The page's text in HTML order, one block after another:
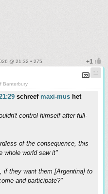
@ 21:32 • 275
Banterbury
schreef maxi-mus het
control himself after full-
of the consequence, this
whole world saw it"
if they want them [Argentina] to
and participate?"